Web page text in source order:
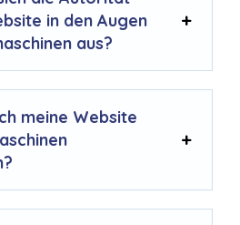
in den Augen
aus?
meine Website